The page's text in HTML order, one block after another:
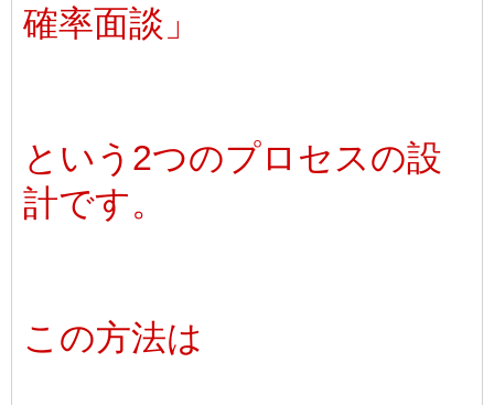
確率面談」
という2つのプロセスの設
計です。
この方法は